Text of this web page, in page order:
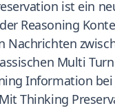
ist ein
Reasoning
Nachrichten
Multi
Information
Thinking